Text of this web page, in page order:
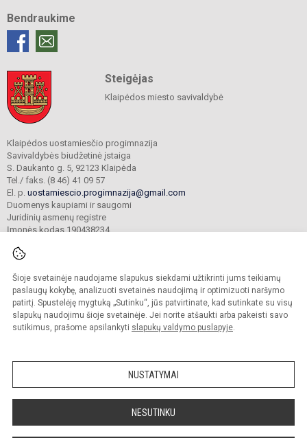
Šioje svetainėje naudojame slapukus siekdami užtikrinti jums teikiamų
paslaugų kokybę, analizuoti svetainės naudojimą ir optimizuoti naršymo
patirtį. Spustelėję mygtuką „Sutinku“, jūs patvirtinate, kad sutinkate su visų
slapukų naudojimu šioje svetainėje. Jei norite atšaukti arba pakeisti savo
sutikimus, prašome apsilankyti slapukų valdymo puslapyje.
NUSTATYMAI
NESUTINKU
Bendraukime
Steigėjas
Klaipėdos miesto savivaldybė
Klaipėdos uostamiesčio progimnazija
Savivaldybės biudžetinė įstaiga
S. Daukanto g. 5, 92123 Klaipėda
Tel./ faks. (8 46) 41 09 57
El. p. uostamiescio.progimnazija@gmail.com
Duomenys kaupiami ir saugomi
Juridinių asmenų registre
Įmonės kodas 190438234
© 2023. Klaipėdos uostamiesčio progimnazija. Visos teisės saugomos.
Kopijuoti turinį be raštiško gimnazijos sutikimo griežtai draudžiama.
Prieinamumo paraiška Slapukų valdymas
Sumanus būdas atnaujinti